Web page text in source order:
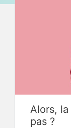
Alors,
pas ?